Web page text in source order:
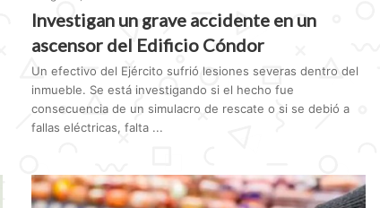
Investigan un grave accidente en un
ascensor del Edificio Cóndor
Un efectivo del Ejército sufrió lesiones severas dentro del
inmueble. Se está investigando si el hecho fue
consecuencia de un simulacro de rescate o si se debió a
fallas eléctricas, falta ...